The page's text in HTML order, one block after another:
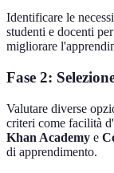
Identificare le
studenti e docenti
migliorare
Fase 2:
Valutare diverse
criteri come facilità
Khan Academy e
di apprendimento.